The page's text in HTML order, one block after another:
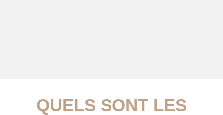
QUELS SONT LES